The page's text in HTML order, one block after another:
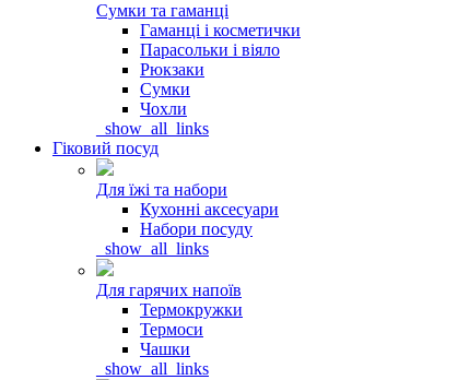
Сумки та гаманці
Гаманці і косметички
Парасольки і віяло
Рюкзаки
Сумки
Чохли
_show_all_links
Гіковий посуд
Для їжі та набори
Кухонні аксесуари
Набори посуду
_show_all_links
Для гарячих напоїв
Термокружки
Термоси
Чашки
_show_all_links